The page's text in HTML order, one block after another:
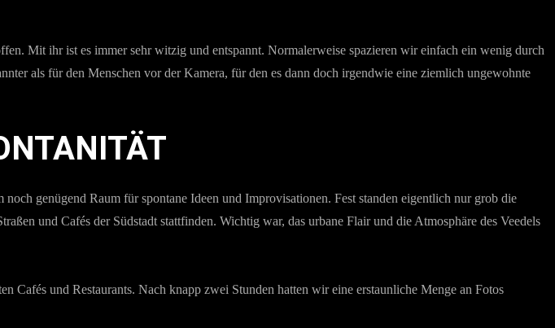
Mit ihr ist es immer sehr witzig und entspannt. Normalerweise spazieren wir einfach ein wenig durch
als für den Menschen vor der Kamera, für den es dann doch irgendwie eine ziemlich ungewohnte
genügend Raum für spontane Ideen und Improvisationen. Fest standen eigentlich nur grob die
und Cafés der Südstadt stattfinden. Wichtig war, das urbane Flair und die Atmosphäre des Veedels
und Restaurants. Nach knapp zwei Stunden hatten wir eine erstaunliche Menge an Fotos